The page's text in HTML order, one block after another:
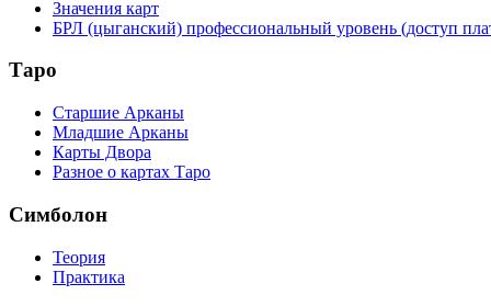
Значения карт
БРЛ (цыганский) профессиональный уровень (доступ
Таро
Старшие Арканы
Младшие Арканы
Карты Двора
Разное о картах Таро
Симболон
Теория
Практика